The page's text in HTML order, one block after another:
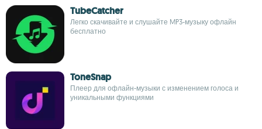
TubeCatcher
Легко скачивайте и слушайте MP3-музыку офлайн
бесплатно
ToneSnap
Плеер для офлайн-музыки с изменением голоса и
уникальными функциями